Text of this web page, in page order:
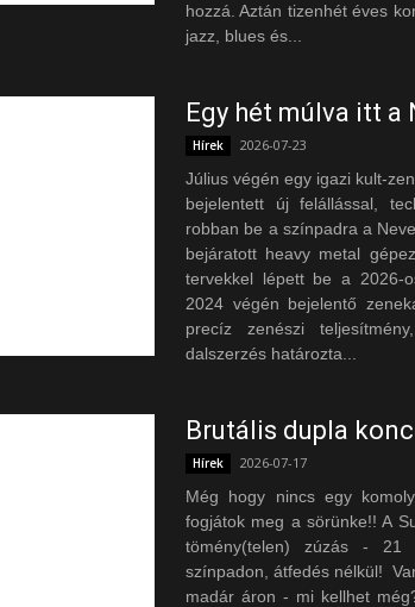
hozzá. Aztán tizenhét éves
jazz, blues és...
Egy hét múlva itt a
Hírek 2026-07-23
Július végén egy igazi kult-
bejelentett új felállással,
robban be a színpadra a
bejáratott heavy metal
tervekkel lépett be a 2026-
2024 végén bejelentő
precíz zenészi
dalszerzés határozta...
Brutális dupla
Hírek 2026-07-17
Még hogy nincs egy
fogjátok meg a sörünke!! A
tömény(telen) zúzás - 21
színpadon, átfedés nélkül!
madár áron - mi kellhet